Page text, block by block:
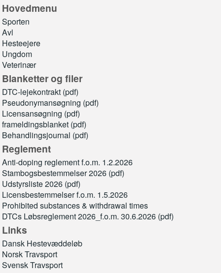
Hovedmenu
Sporten
Avl
Hesteejere
Ungdom
Veterinær
Blanketter og filer
DTC-lejekontrakt (pdf)
Pseudonymansøgning (pdf)
Licensansøgning (pdf)
frameldingsblanket (pdf)
Behandlingsjournal (pdf)
Reglement
Anti-doping reglement f.o.m. 1.2.2026
Stambogsbestemmelser 2026 (pdf)
Udstyrsliste 2026 (pdf)
Licensbestemmelser f.o.m. 1.5.2026
Prohibited substances & withdrawal times
DTCs Løbsreglement 2026_f.o.m. 30.6.2026 (pdf)
Links
Dansk Hestevæddeløb
Norsk Travsport
Svensk Travsport